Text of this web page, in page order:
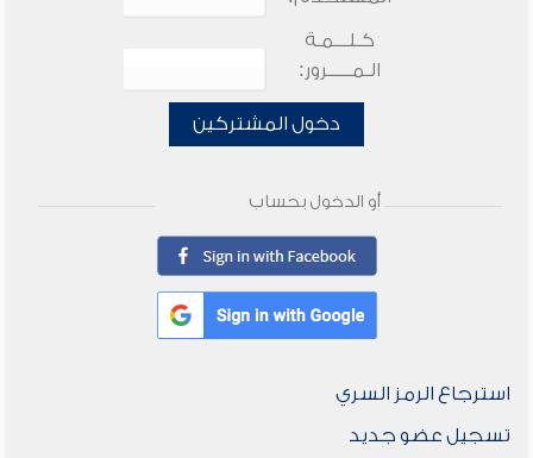
كـلـــمـة
الـمـــــرور:
دخول المشتركين
أو الدخول بحساب
استرجاع الرمز السري
تسجيل عضو جديد